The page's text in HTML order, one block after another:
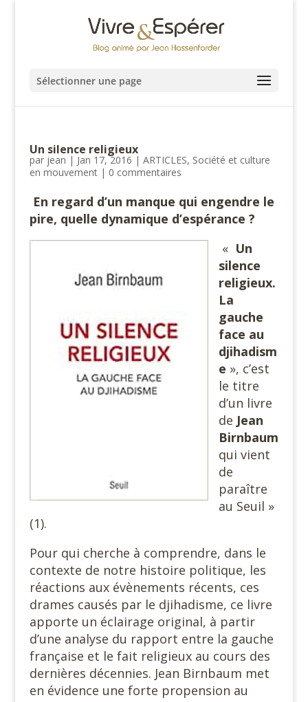
Sélectionner une page
Un silence religieux
par jean | Jan 17, 2016 | ARTICLES, Société et culture
en mouvement| 0 commentaires
En regard d’un manque qui engendre le
pire, quelle dynamique d’espérance ?
« Un
silence
religieux.
La
gauche
face au
djihadism
e », c’est
le titre
d’un livre
de Jean
Birnbaum
qui vient
de
paraître
au Seuil »
(1).
Pour qui cherche à comprendre, dans le
contexte de notre histoire politique, les
réactions aux évènements récents, ces
drames causés par le djihadisme, ce livre
apporte un éclairage original, à partir
d’une analyse du rapport entre la gauche
française et le fait religieux au cours des
dernières décennies. Jean Birnbaum met
en évidence une forte propension au